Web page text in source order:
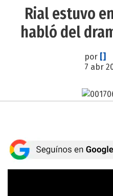
Rial estuvo
habló del
por []
7 abr